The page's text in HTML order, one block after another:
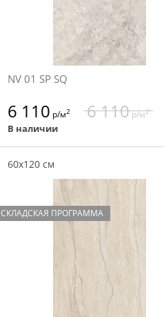
NV 01 SP SQ
6 110 р/м2 6 110р/м2
В наличии
60x120 см
СКЛАДСКАЯ ПРОГРАММА